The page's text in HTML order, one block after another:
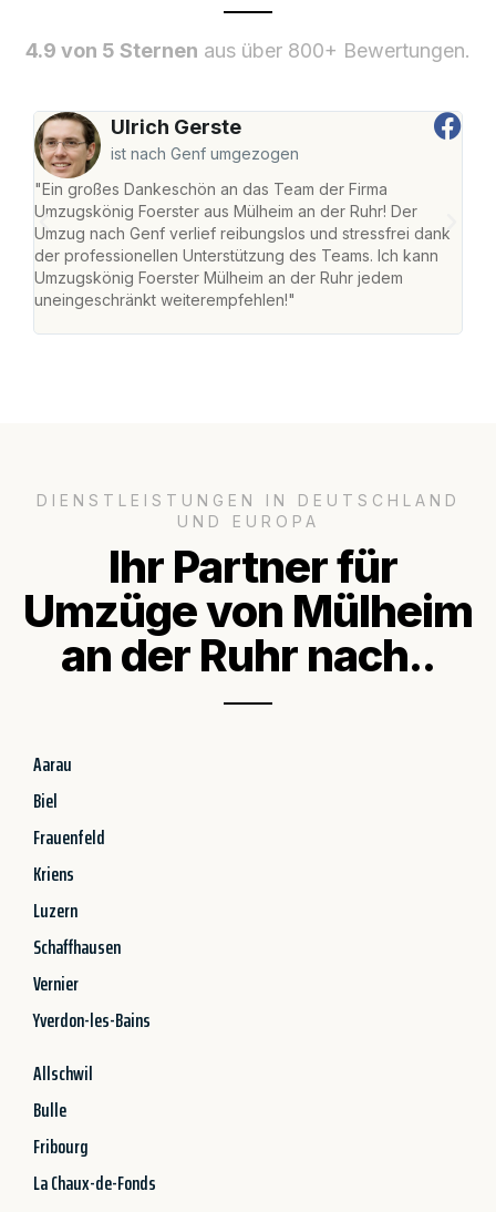
4.9 von 5 Sternen aus über 800+ Bewertungen.
Ulrich Gerste
ist nach Genf umgezogen
"Ein großes Dankeschön an das Team der Firma
Umzugskönig Foerster aus Mülheim an der Ruhr! Der
Umzug nach Genf verlief reibungslos und stressfrei dank
der professionellen Unterstützung des Teams. Ich kann
Umzugskönig Foerster Mülheim an der Ruhr jedem
uneingeschränkt weiterempfehlen!"
DIENSTLEISTUNGEN IN DEUTSCHLAND
UND EUROPA
Ihr Partner für
Umzüge von Mülheim
an der Ruhr nach..
Aarau
Biel
Frauenfeld
Kriens
Luzern
Schaffhausen
Vernier
Yverdon-les-Bains
Allschwil
Bulle
Fribourg
La Chaux-de-Fonds